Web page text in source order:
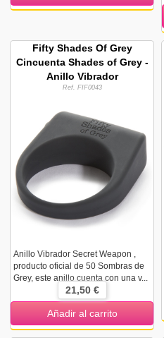
Fifty Shades Of Grey
Cincuenta Shades of Grey -
Anillo Vibrador
Ref. FIF0043
Anillo Vibrador Secret Weapon ,
producto oficial de 50 Sombras de
Grey, este anillo cuenta con una v...
21,50 €
Añadir al carrito